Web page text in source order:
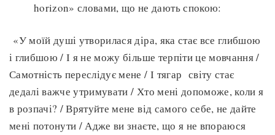
horizon» словами, що не дають спокою:
«У моїй душі утворилася діра, яка стає все глибшою
і глибшою / І я не можу більше терпіти це мовчання /
Самотність переслідує мене / І тягар світу стає
дедалі важче утримувати / Хто мені допоможе, коли я
в розпачі? / Врятуйте мене від самого себе, не дайте
мені потонути / Адже ви знаєте, що я не впораюся